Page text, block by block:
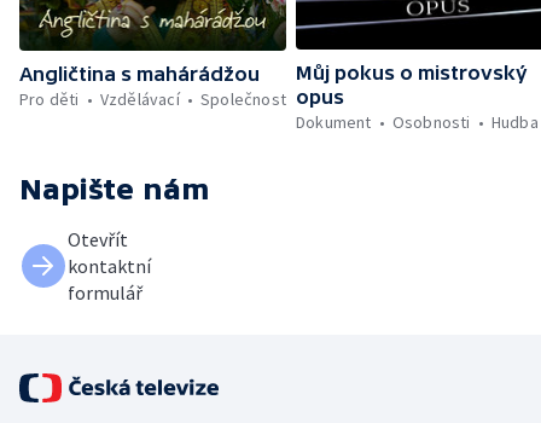
Angličtina s mahárádžou
Pro děti
Vzdělávací Společnost
Můj pokus o mistrovský
opus
Dokument
Osobnosti Hudba
Napište nám
Otevřít
kontaktní
formulář